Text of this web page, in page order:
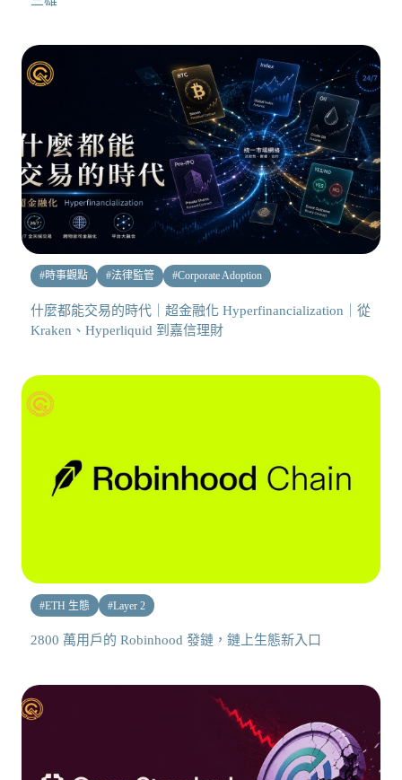
#時事觀點 #法律監管 #Corporate Adoption
什麼都能交易的時代｜超金融化 Hyperfinancialization｜從
Kraken、Hyperliquid 到嘉信理財
#ETH 生態 #Layer 2
2800 萬用戶的 Robinhood 發鏈，鏈上生態新入口